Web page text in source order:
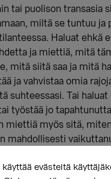
tai puolison transasia
miltä se tuntuu ja
Haluat ehkä
ja miettiä, mitä
mitä siitä saa ja mitä
ja vahvistaa omia
suhteessasi. Tai haluat
työstää jo
miettiä myös sitä,
mahdollisesti
asioista, mitkä
evästeitä